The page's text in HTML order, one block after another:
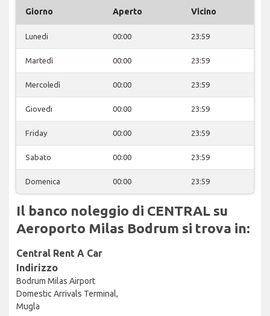
Giorno Aperto Vicino
Lunedi 00:00 23:59
Martedì 00:00 23:59
Mercoledì 00:00 23:59
Giovedi 00:00 23:59
Friday 00:00 23:59
Sabato 00:00 23:59
Domenica 00:00 23:59
Il banco noleggio di CENTRAL su
Aeroporto Milas Bodrum si trova in:
Central Rent A Car
Indirizzo
Bodrum Milas Airport
Domestic Arrivals Terminal,
Mugla